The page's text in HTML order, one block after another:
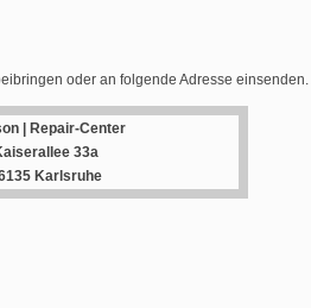
oder an folgende Adresse einsenden.
| Repair-Center
33a
Karlsruhe